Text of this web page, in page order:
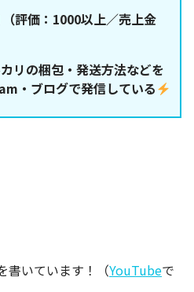
（評価：1000以上／売上金
リの梱包・発送方法などを
・ブログで発信している
書いています！（YouTubeで